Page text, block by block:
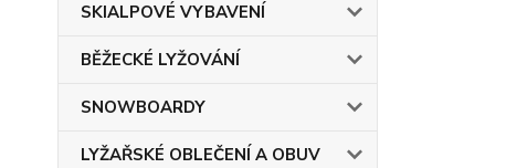
SKIALPOVÉ VYBAVENÍ
BĚŽECKÉ LYŽOVÁNÍ
SNOWBOARDY
LYŽAŘSKÉ OBLEČENÍ A OBUV